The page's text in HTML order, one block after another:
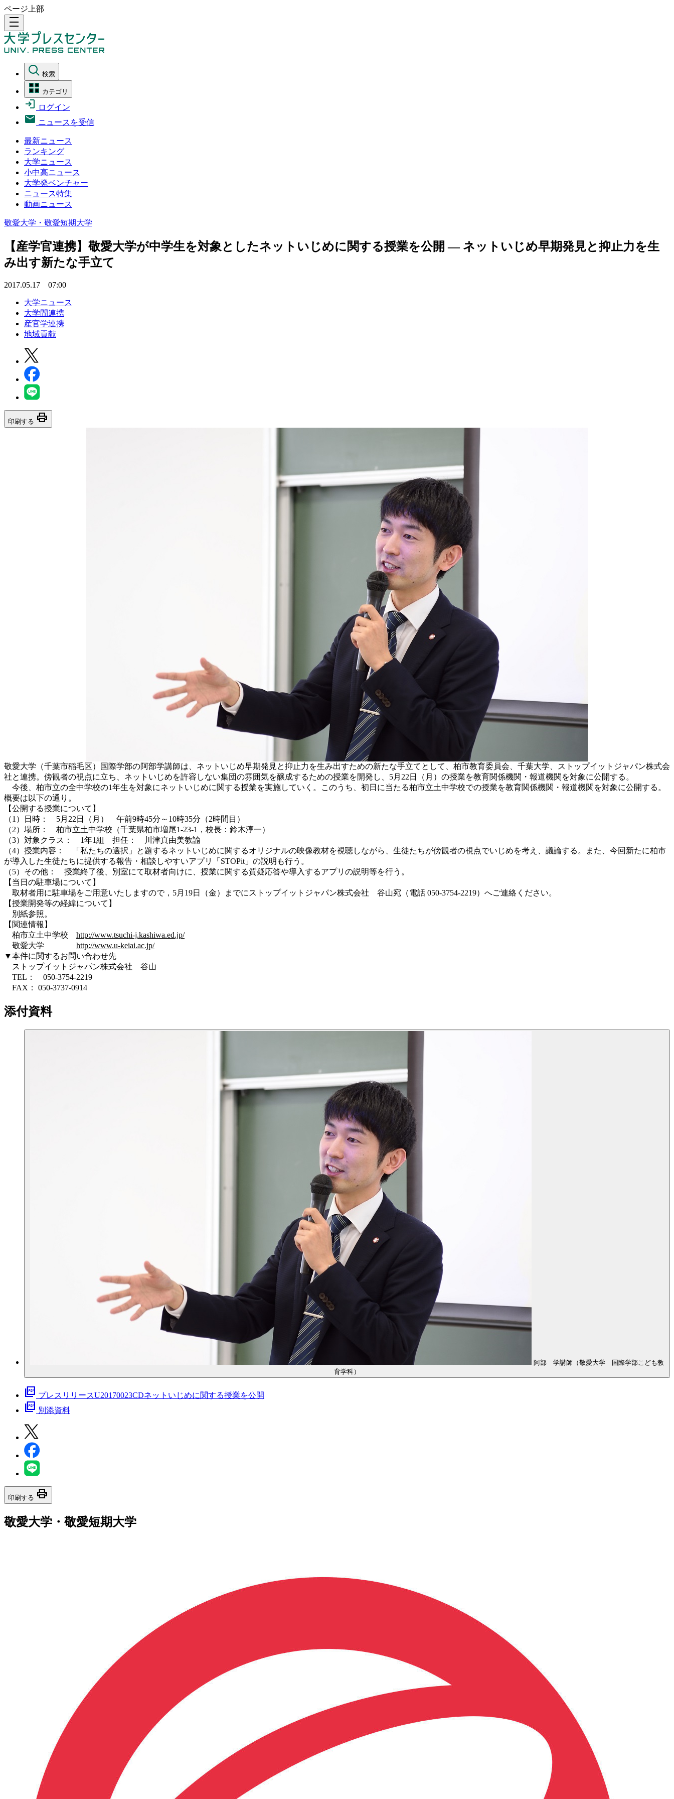
ページ上部
density_medium
検索
カテゴリ
ログイン
ニュースを受信
最新ニュース
ランキング
大学ニュース
小中高ニュース
大学発ベンチャー
ニュース特集
動画ニュース
敬愛大学・敬愛短期大学
【産学官連携】敬愛大学が中学生を対象としたネットいじめに関する授業を公開 — ネットいじめ早期発見と抑止力を生
み出す新たな手立て
2017.05.17 07:00
大学ニュース
大学間連携
産官学連携
地域貢献
印刷する print
敬愛大学（千葉市稲毛区）国際学部の阿部学講師は、ネットいじめ早期発見と抑止力を生み出すための新たな手立てとして、柏市教育委員会、千葉大学、ストップイットジャパン株式会
社と連携。傍観者の視点に立ち、ネットいじめを許容しない集団の雰囲気を醸成するための授業を開発し、5月22日（月）の授業を教育関係機関・報道機関を対象に公開する。
今後、柏市立の全中学校の1年生を対象にネットいじめに関する授業を実施していく。このうち、初日に当たる柏市立土中学校での授業を教育関係機関・報道機関を対象に公開する。
概要は以下の通り。
【公開する授業について】
（1）日時： 5月22日（月） 午前9時45分～10時35分（2時間目）
（2）場所： 柏市立土中学校（千葉県柏市増尾1-23-1，校長：鈴木淳一）
（3）対象クラス： 1年1組 担任： 川津真由美教諭
（4）授業内容： 「私たちの選択」と題するネットいじめに関するオリジナルの映像教材を視聴しながら、生徒たちが傍観者の視点でいじめを考え、議論する。また、今回新たに柏市
が導入した生徒たちに提供する報告・相談しやすいアプリ「STOPit」の説明も行う。
（5）その他： 授業終了後、別室にて取材者向けに、授業に関する質疑応答や導入するアプリの説明等を行う。
【当日の駐車場について】
取材者用に駐車場をご用意いたしますので，5月19日（金）までにストップイットジャパン株式会社 谷山宛（電話 050-3754-2219）へご連絡ください。
【授業開発等の経緯について】
別紙参照。
【関連情報】
柏市立土中学校 http://www.tsuchi-j.kashiwa.ed.jp/
敬愛大学 http://www.u-keiai.ac.jp/
▼本件に関するお問い合わせ先
ストップイットジャパン株式会社 谷山
TEL： 050-3754-2219
FAX： 050-3737-0914
添付資料
阿部 学講師（敬愛大学 国際学部こども教
育学科）
picture_as_pdf プレスリリースU20170023CDネットいじめに関する授業を公開
picture_as_pdf 別添資料
印刷する print
敬愛大学・敬愛短期大学